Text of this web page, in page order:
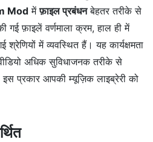
Mod मेंफ़ाइल प्रबंधनबेहतर तरीके से
गई फ़ाइलें वर्णमाला क्रम, हाल ही में
में व्यवस्थित हैं। यह कार्यक्षमता
अधिक सुविधाजनक तरीके से
प्रकार आपकी म्यूज़िक लाइब्रेरी को